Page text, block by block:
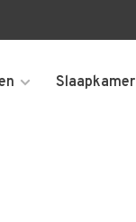
Slaapkamer